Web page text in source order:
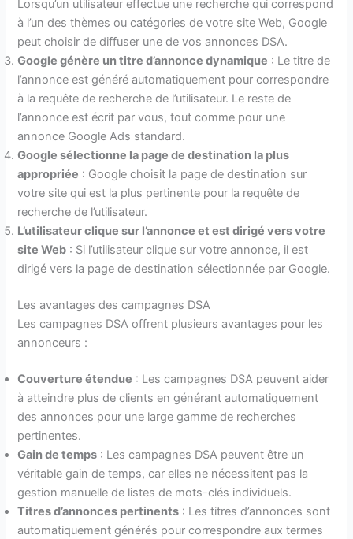
Lorsqu’un utilisateur effectue une recherche qui correspond
à l’un des thèmes ou catégories de votre site Web, Google
peut choisir de diffuser une de vos annonces DSA.
Google génère un titre d’annonce dynamique : Le titre de
l’annonce est généré automatiquement pour correspondre
à la requête de recherche de l’utilisateur. Le reste de
l’annonce est écrit par vous, tout comme pour une
annonce Google Ads standard.
Google sélectionne la page de destination la plus
appropriée : Google choisit la page de destination sur
votre site qui est la plus pertinente pour la requête de
recherche de l’utilisateur.
L’utilisateur clique sur l’annonce et est dirigé vers votre
site Web : Si l’utilisateur clique sur votre annonce, il est
dirigé vers la page de destination sélectionnée par Google.
Les avantages des campagnes DSA
Les campagnes DSA offrent plusieurs avantages pour les
annonceurs :
Couverture étendue : Les campagnes DSA peuvent aider
à atteindre plus de clients en générant automatiquement
des annonces pour une large gamme de recherches
pertinentes.
Gain de temps : Les campagnes DSA peuvent être un
véritable gain de temps, car elles ne nécessitent pas la
gestion manuelle de listes de mots-clés individuels.
Titres d’annonces pertinents : Les titres d’annonces sont
automatiquement générés pour correspondre aux termes